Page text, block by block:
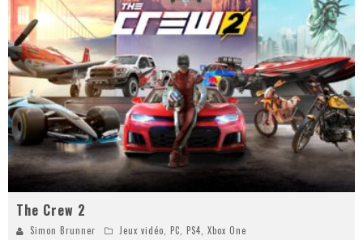
« MOFUSAND / Parler Japonais » – Des Expressions Pratiques !
« Dr Wertham / L’homme qui étudia les tueurs en série » - Un Métier à Risque !
Assassin's Creed Black Flag Resynced
« Le Vent dand les Saules » - Une Belle Histoire !
« Damn Them All » - Un duo de Choc !
The Crew 2
Simon Brunner Jeux vidéo, PC, PS4, Xbox One